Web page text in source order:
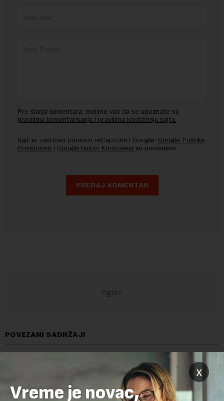
Pre slanja komentara, molimo vas da se upoznate sa
pravilima komentarisanja i pravilima korišćenja sajta.
Sajt je zaštićen pomocu reCaptcha i Google. Google Politika
Privatnosti i Google Uslovi Korišćenja su primenjeni.
POVEZANI SADRŽAJI
x
Vreme je novac,